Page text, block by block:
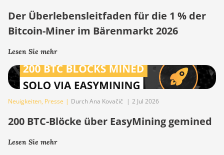
Der Überlebensleitfaden für die 1 % der
Bitcoin-Miner im Bärenmarkt 2026
Lesen Sie mehr
Neuigkeiten, Presse | Durch Ana Kovačič | 2 Jul 2026
200 BTC-Blöcke über EasyMining gemined
Lesen Sie mehr